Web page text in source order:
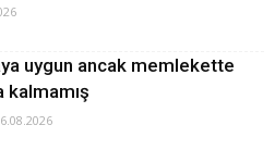
uygun ancak memlekette
kalmamış